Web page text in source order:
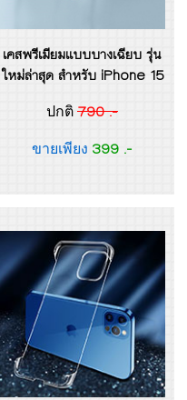
เคสพรีเมียมแบบบางเฉียบ รุ่น
ใหม่ล่าสุด สำหรับ iPhone 15
ปกติ 790 .-
ขายเพียง 399 .-